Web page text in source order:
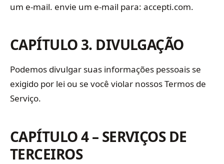
um e-mail. envie um e-mail para: accepti.com.
CAPÍTULO 3. DIVULGAÇÃO
Podemos divulgar suas informações pessoais se
exigido por lei ou se você violar nossos Termos de
Serviço.
CAPÍTULO 4 – SERVIÇOS DE
TERCEIROS